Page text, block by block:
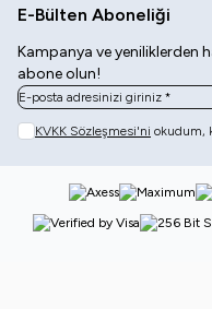
E-Bülten Aboneliği
Kampanya ve yeniliklerden
abone olun!
KVKK Sözleşmesi'ni okudum,